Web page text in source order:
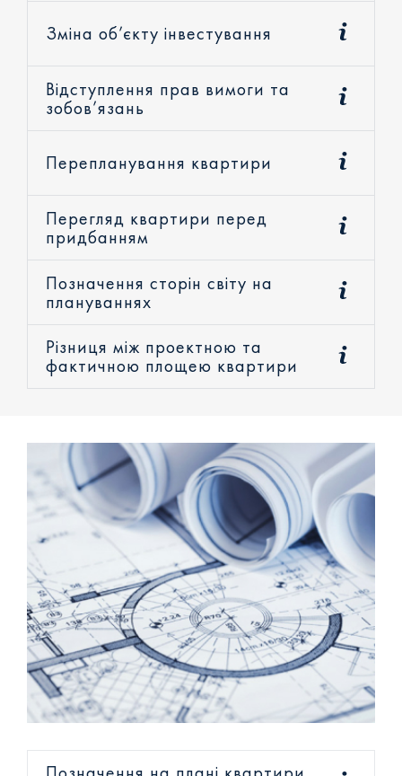
Зміна об’єкту інвестування
Відступлення прав вимоги та
зобов’язань
Перепланування квартири
Перегляд квартири перед
придбанням
Позначення сторін світу на
плануваннях
Різниця між проектною та
фактичною площею квартири